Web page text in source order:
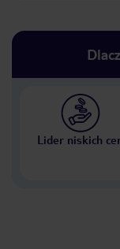
Lider niskich